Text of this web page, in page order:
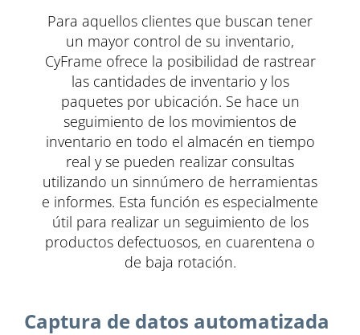
Para aquellos clientes que buscan tener
un mayor control de su inventario,
CyFrame ofrece la posibilidad de rastrear
las cantidades de inventario y los
paquetes por ubicación. Se hace un
seguimiento de los movimientos de
inventario en todo el almacén en tiempo
real y se pueden realizar consultas
utilizando un sinnúmero de herramientas
e informes. Esta función es especialmente
útil para realizar un seguimiento de los
productos defectuosos, en cuarentena o
de baja rotación.
Captura de datos automatizada